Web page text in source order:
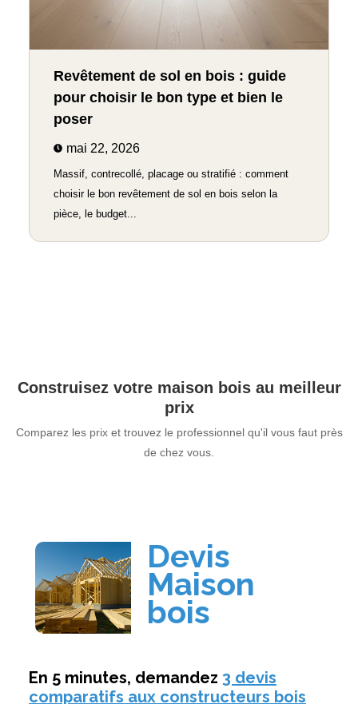
Revêtement de sol en bois : guide
pour choisir le bon type et bien le
poser
mai 22, 2026
Massif, contrecollé, placage ou stratifié : comment
choisir le bon revêtement de sol en bois selon la
pièce, le budget...
Construisez votre maison bois au meilleur
prix
Comparez les prix et trouvez le professionnel qu'il vous faut près
de chez vous.